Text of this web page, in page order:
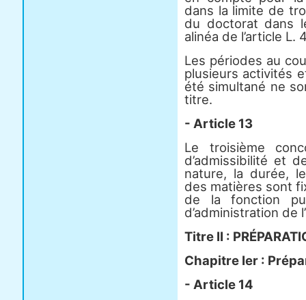
dans la limite de
du doctorat dans
alinéa de l’article
Les périodes au
plusieurs activités
été simultané ne
titre.
- Article 13
Le troisième
d’admissibilité et
nature, la durée,
des matières sont
de la fonction
d’administration de
Titre II :
Chapitre Ier :
- Article 14